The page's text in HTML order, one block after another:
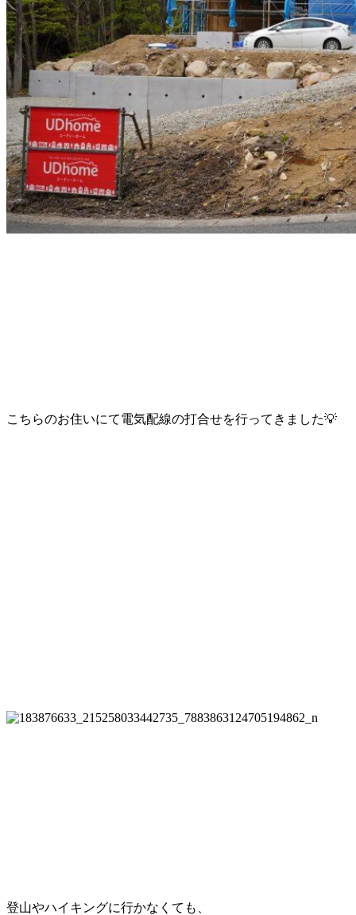
こちらのお住いにて電気配線の打合せを行ってきました💡
登山やハイキングに行かなくても、